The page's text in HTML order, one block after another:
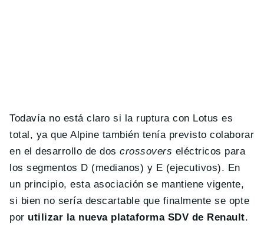
Todavía no está claro si la ruptura con Lotus es
total, ya que Alpine también tenía previsto colaborar
en el desarrollo de doscrossovers eléctricos para
los segmentos D (medianos) y E (ejecutivos). En
un principio, esta asociación se mantiene vigente,
si bien no sería descartable que finalmente se opte
por utilizar la nueva plataforma SDV de Renault.